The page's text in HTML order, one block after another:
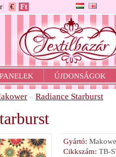
€ Ft
PANELEK ÚJDONSÁGOK
» Radiance Starburst
Gyártó:
Cikkszám: TB-